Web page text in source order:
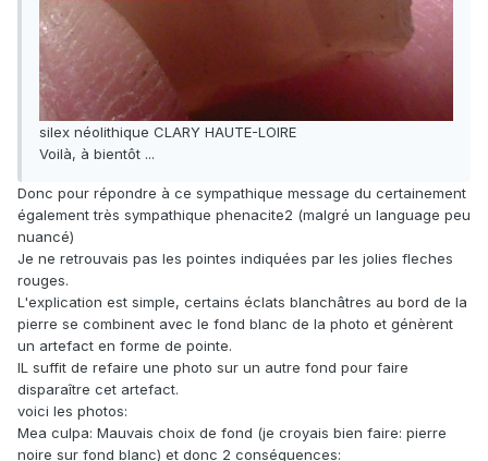
silex néolithique CLARY HAUTE-LOIRE
Voilà, à bientôt ...
Donc pour répondre à ce sympathique message du certainement
également très sympathique phenacite2 (malgré un language peu
nuancé)
Je ne retrouvais pas les pointes indiquées par les jolies fleches
rouges.
L'explication est simple, certains éclats blanchâtres au bord de la
pierre se combinent avec le fond blanc de la photo et génèrent
un artefact en forme de pointe.
IL suffit de refaire une photo sur un autre fond pour faire
disparaître cet artefact.
voici les photos:
Mea culpa: Mauvais choix de fond (je croyais bien faire: pierre
noire sur fond blanc) et donc 2 conséquences: